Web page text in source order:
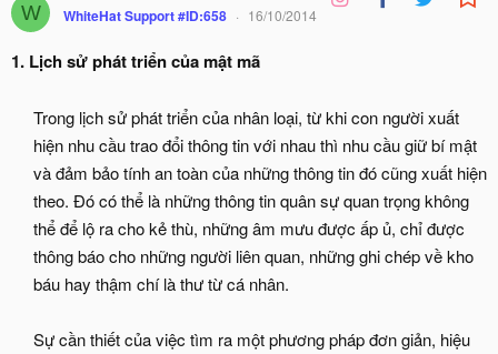
W WhiteHat Support #ID:658 16/10/2014
1. Lịch sử phát triển của mật mã
Trong lịch sử phát triển của nhân loại, từ khi con người xuất
hiện nhu cầu trao đổi thông tin với nhau thì nhu cầu giữ bí mật
và đảm bảo tính an toàn của những thông tin đó cũng xuất hiện
theo. Đó có thể là những thông tin quân sự quan trọng không
thể để lộ ra cho kẻ thù, những âm mưu được ấp ủ, chỉ được
thông báo cho những người liên quan, những ghi chép về kho
báu hay thậm chí là thư từ cá nhân.​
Sự cần thiết của việc tìm ra một phương pháp đơn giản, hiệu